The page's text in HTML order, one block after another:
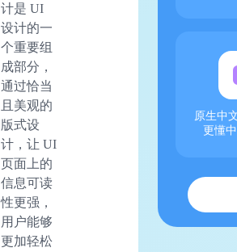
计是 UI
设计的一
个重要组
成部分，
通过恰当
且美观的
版式设
计，让 UI
页面上的
信息可读
性更强，
用户能够
更加轻松
原生中
更懂